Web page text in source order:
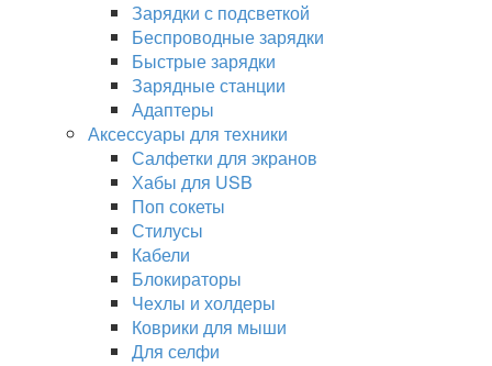
Зарядки с подсветкой
Беспроводные зарядки
Быстрые зарядки
Зарядные станции
Адаптеры
Аксессуары для техники
Салфетки для экранов
Хабы для USB
Поп сокеты
Стилусы
Кабели
Блокираторы
Чехлы и холдеры
Коврики для мыши
Для селфи